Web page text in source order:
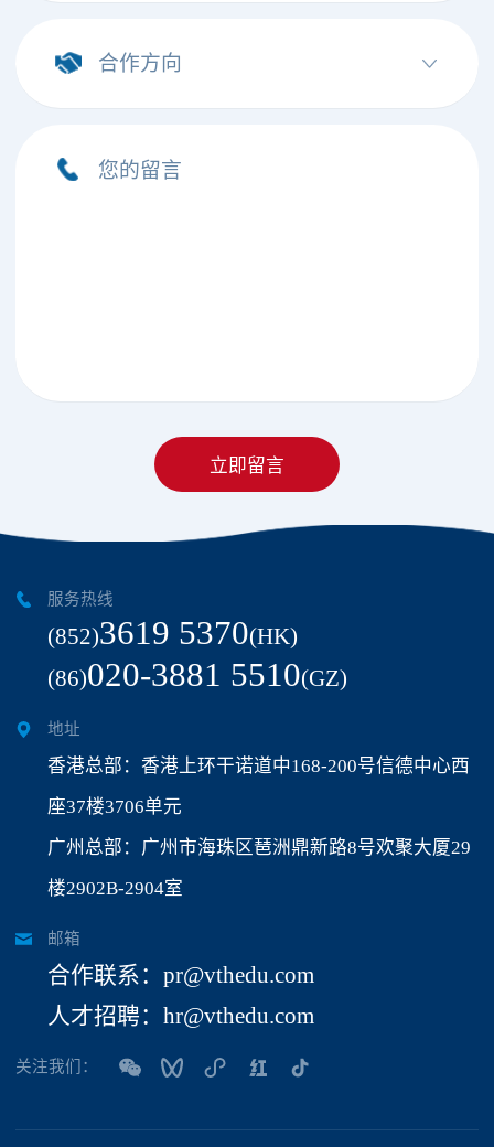
合作方向
您的留言
服务热线
(852)3619 5370(HK)
(86)020-3881 5510(GZ)
地址
香港总部：香港上环干诺道中168-200号信德中心西
座37楼3706单元
广州总部：广州市海珠区琶洲鼎新路8号欢聚大厦29
楼2902B-2904室
邮箱
合作联系：pr@vthedu.com
人才招聘：hr@vthedu.com
关注我们：